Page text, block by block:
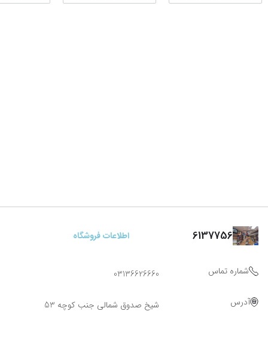
6137756 اطلاعات فروشگاه
شماره تماس 03136626660
آدرس شیخ صدوق شمالی جنب کوچه 53